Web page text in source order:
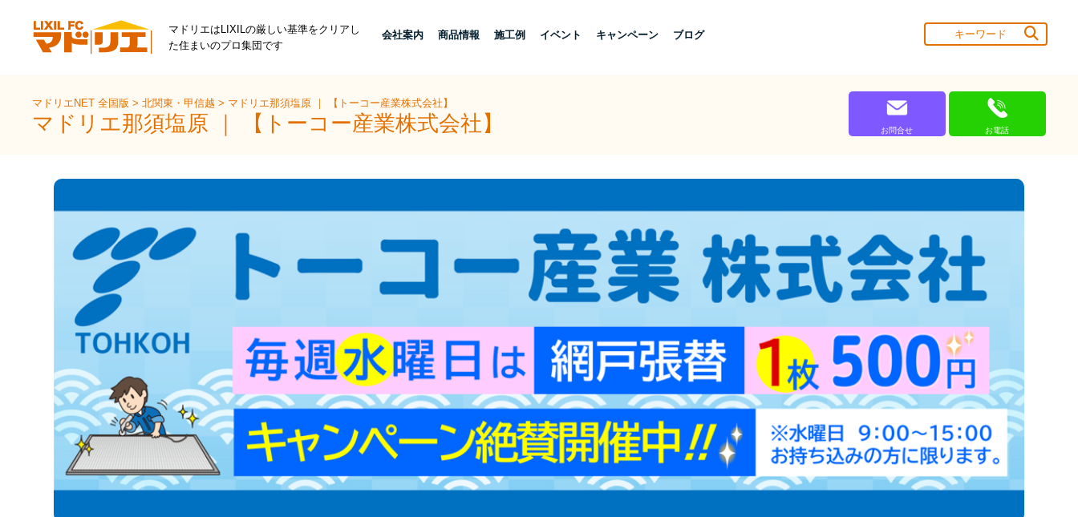
マドリエはLIXILの厳しい基準をクリアし
た住まいのプロ集団です
会社案内 商品情報 施工例 イベント キャンペーン ブログ
マドリエNET 全国版>北関東・甲信越> マドリエ那須塩原 ｜ 【トーコー産業株式会社】
マドリエ那須塩原 ｜ 【トーコー産業株式会社】 お問合せ お電話